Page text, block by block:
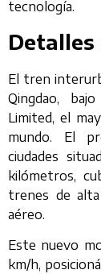
tecnología.
El tren
Qingdao,
Limited, el
mundo. El
ciudades
kilómetros,
trenes de
aéreo.
Este nuevo
km/h,